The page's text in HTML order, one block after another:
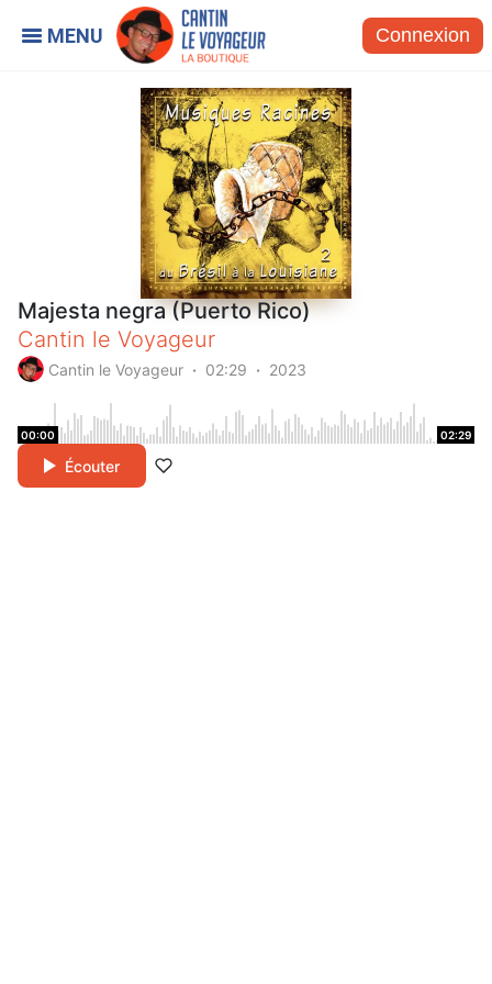
Connexion
Majesta negra (Puerto Rico)
Cantin le Voyageur
Cantin le Voyageur 02:29 2023
00:00 02:29
Écouter